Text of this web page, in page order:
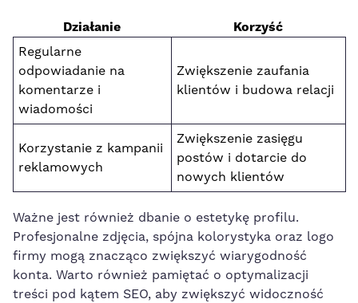
Działanie
Korzyść
Regularne
odpowiadanie⁢ na
komentarze i
wiadomości
Zwiększenie zaufania
klientów i budowa relacji
Korzystanie z kampanii
reklamowych
Zwiększenie zasięgu
postów i dotarcie do
nowych klientów
Ważne jest również dbanie o estetykę profilu.
Profesjonalne zdjęcia, spójna ⁣kolorystyka oraz logo
firmy mogą znacząco zwiększyć wiarygodność
konta. Warto również pamiętać o optymalizacji
treści pod‌ kątem ‍SEO, aby zwiększyć widoczność